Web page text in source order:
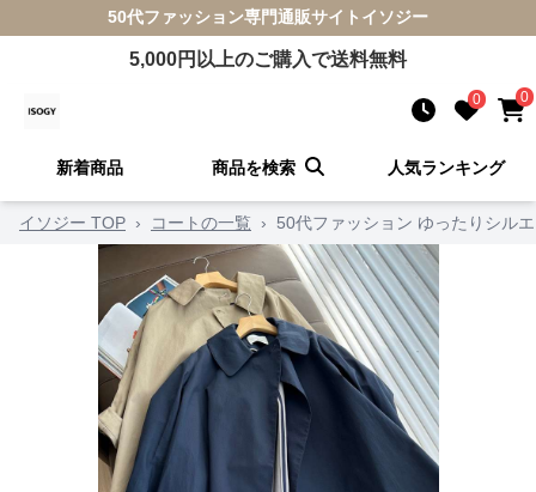
50代ファッション専門通販サイト イソジー
5,000円以上のご購入で送料無料
0 0
新着商品 商品を検索 人気ランキング
イソジー TOP › コートの一覧 › 50代ファッション ゆったりシル